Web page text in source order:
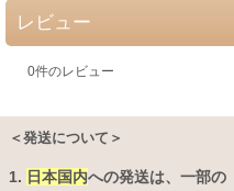
レビュー
0件のレビュー
＜発送について＞
1. 日本国内への発送は、 一部の